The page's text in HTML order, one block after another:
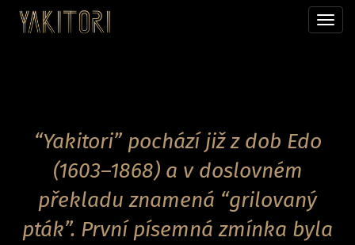
menu
“Yakitori” pochází již z dob Edo
(1603–1868) a v doslovném
překladu znamená “grilovaný
pták”. První písemná zmínka byla